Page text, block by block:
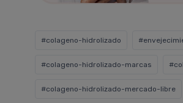
#colageno-hidrolizado
#colageno-hidrolizado-marcas
#colageno-hidrolizado-mercado-libre